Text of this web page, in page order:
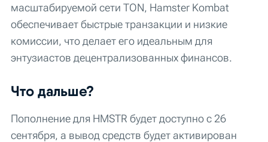
масштабируемой сети TON, Hamster Kombat
обеспечивает быстрые транзакции и низкие
комиссии, что делает его идеальным для
энтузиастов децентрализованных финансов.
Что дальше?
Пополнение для HMSTR будет доступно с 26
сентября, а вывод средств будет активирован